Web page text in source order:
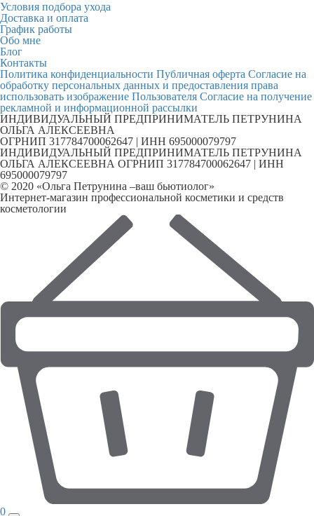
Условия подбора ухода
Доставка и оплата
График работы
Обо мне
Блог
Контакты
Политика конфиденциальности Публичная оферта Согласие на
обработку персональных данных и предоставления права
использовать изображение Пользователя Согласие на получение
рекламной и информационной рассылки
ИНДИВИДУАЛЬНЫЙ ПРЕДПРИНИМАТЕЛЬ ПЕТРУНИНА
ОЛЬГА АЛЕКСЕЕВНА
ОГРНИП 317784700062647 | ИНН 695000079797
ИНДИВИДУАЛЬНЫЙ ПРЕДПРИНИМАТЕЛЬ ПЕТРУНИНА
ОЛЬГА АЛЕКСЕЕВНА ОГРНИП 317784700062647 | ИНН
695000079797
© 2020 «Ольга Петрунина –ваш бьютиолог»
Интернет-магазин профессиональной косметики и средств
косметологии
0